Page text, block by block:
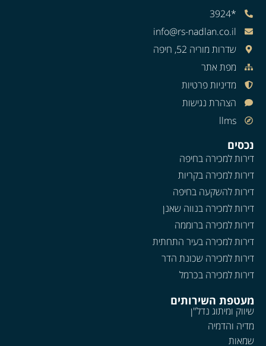
*3924
info@rs-nadlan.co.il
שדרות מוריה 52, חיפה
מפת אתר
מדיניות פרטיות
הצהרת נגישות
llms
נכסים
דירות למכירה בחיפה
דירות למכירה בקריות
דירות להשקעה בחיפה
דירות למכירה בנווה שאנן
דירות למכירה ברוממה
דירות למכירה בעיר התחתית
דירות למכירה שכונת הדר
דירות למכירה בכרמל
מעטפת השירותים
שיווק ומיתוג נדל"ן
מדיה והדמיה
שמאות